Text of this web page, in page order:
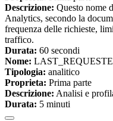
Descrizione: Questo nome
Analytics, secondo la
frequenza delle richieste,
traffico.
Durata: 60 secondi
Nome:
Tipologia: analitico
Proprieta: Prima parte
Descrizione: Analisi e
Durata: 5 minuti